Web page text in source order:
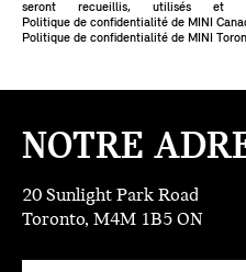
seront recueillis, utilisés et
Politique de confidentialité de MINI
Politique de confidentialité de MINI
NOTRE
20 Sunlight Park Road
Toronto, M4M 1B5 ON